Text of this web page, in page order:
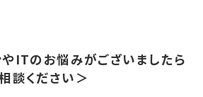
ITのお悩みがございましたら
談ください＞